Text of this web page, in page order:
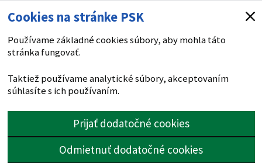
Cookies na stránke PSK
Používame základné cookies súbory, aby mohla táto
stránka fungovať.
Taktiež používame analytické súbory, akceptovaním
súhlasíte s ich používaním.
Prijať dodatočné cookies
Odmietnuť dodatočné cookies